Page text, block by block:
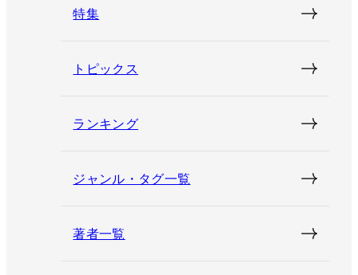
特集
トピックス
ランキング
ジャンル・タグ一覧
著者一覧